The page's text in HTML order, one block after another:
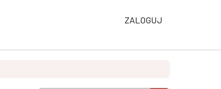
ZALOGUJ